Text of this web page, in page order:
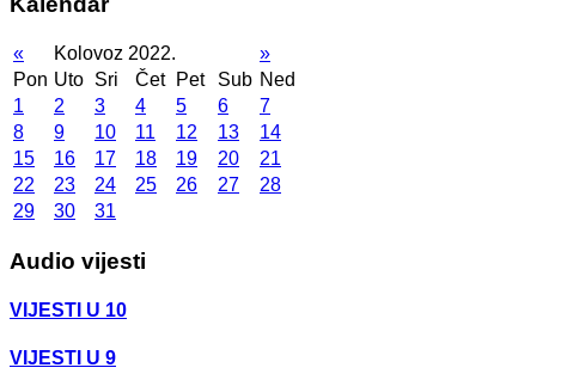
« Kolovoz 2022.
»
Pon Uto Sri Čet Pet Sub Ned
1
2 3 4 5 6
7
8
9 10 11 12 13
14
15
16 17 18 19 20
21
22
23 24 25 26 27
28
29
30 31
Audio vijesti
VIJESTI U 10
VIJESTI U 9